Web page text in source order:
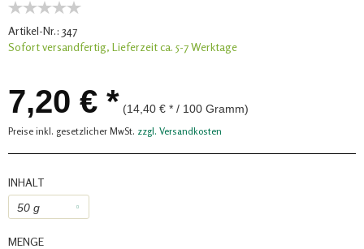
Artikel-Nr.: 347
Sofort versandfertig, Lieferzeit ca. 5-7 Werktage
7,20 € * (14,40 € * / 100 Gramm)
Preise inkl. gesetzlicher MwSt. zzgl. Versandkosten
INHALT
MENGE